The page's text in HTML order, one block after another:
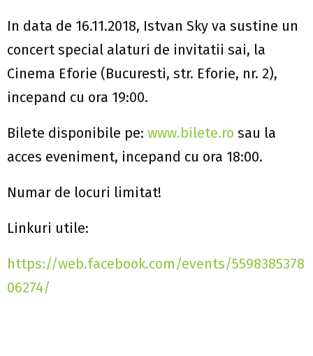
In data de 16.11.2018, Istvan Sky va sustine un
concert special alaturi de invitatii sai, la
Cinema Eforie (Bucuresti, str. Eforie, nr. 2),
incepand cu ora 19:00.
Bilete disponibile pe: www.bilete.ro sau la
acces eveniment, incepand cu ora 18:00.
Numar de locuri limitat!
Linkuri utile:
https://web.facebook.com/events/5598385378
06274/